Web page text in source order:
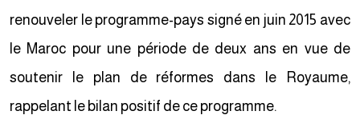
renouveler le programme-pays signé en juin 2015 avec
le Maroc pour une période de deux ans en vue de
soutenir le plan de réformes dans le Royaume,
rappelant le bilan positif de ce programme.